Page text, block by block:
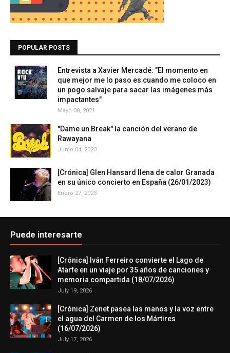
POPULAR POSTS
Entrevista a Xavier Mercadé: "El momento en
que mejor me lo paso es cuando me coloco en
un pogo salvaje para sacar las imágenes más
impactantes"
Mayo 08, 2021
"Dame un Break" la canción del verano de
Rawayana
Junio 04, 2023
[Crónica] Glen Hansard llena de calor Granada
en su único concierto en España (26/01/2023)
Enero 27, 2023
Puede interesarte
[Crónica] Iván Ferreiro convierte el Lago de
Atarfe en un viaje por 35 años de canciones y
memoria compartida (18/07/2026)
July 19, 2026
[Crónica] Zenet pasea las manos y la voz entre
el agua del Carmen de los Mártires
(16/07/2026)
July 17, 2026